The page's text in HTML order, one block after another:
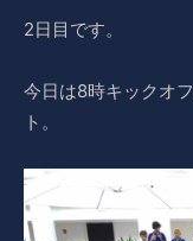
2日目です。
今日は8時キックオ
ト。